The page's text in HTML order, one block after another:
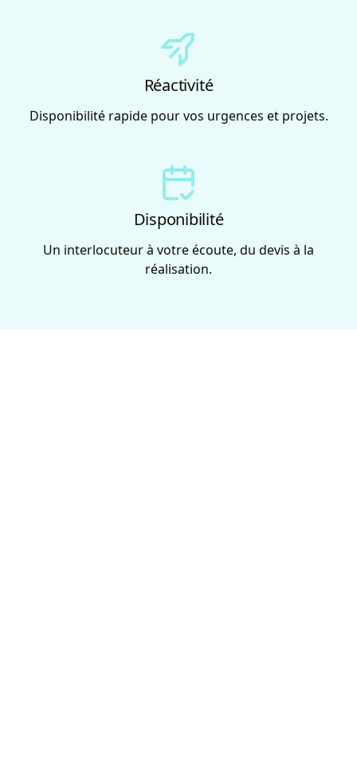
Réactivité
Disponibilité rapide pour vos urgences et projets.
Disponibilité
Un interlocuteur à votre écoute, du devis à la
réalisation.